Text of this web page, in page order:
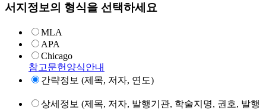
서지정보의 형식을 선택하세요
MLA
APA
Chicago
참고문헌양식안내
간략정보 (제목, 저자, 연도)
상세정보 (제목, 저자, 발행기관, 학술지명, 권호, 발행